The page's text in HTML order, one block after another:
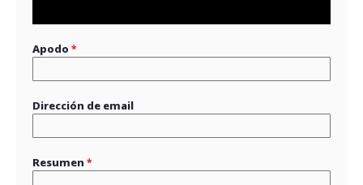
Apodo
Dirección de email
Resumen